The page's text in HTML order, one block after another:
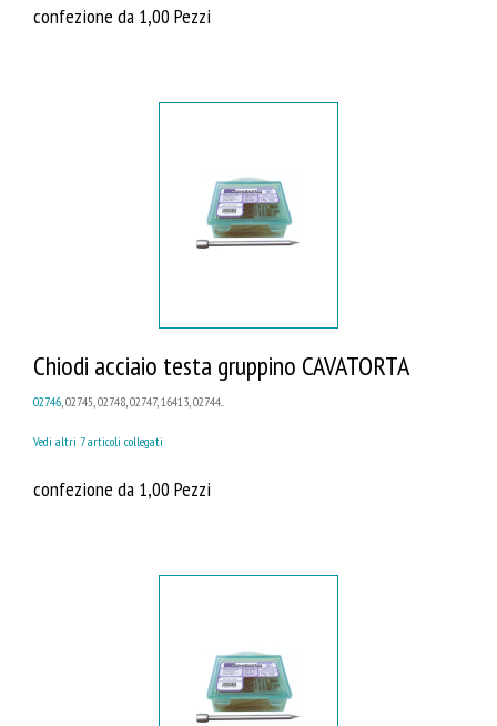
confezione da 1,00 Pezzi
Chiodi acciaio testa gruppino CAVATORTA
02746, 02745, 02748, 02747, 16413, 02744...
Vedi altri 7 articoli collegati
confezione da 1,00 Pezzi